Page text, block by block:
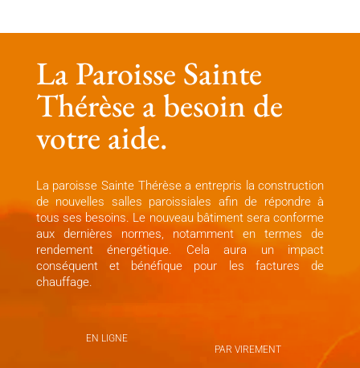
La Paroisse Sainte
Thérèse a besoin de
votre aide.
La paroisse Sainte Thérèse a entrepris la construction
de nouvelles salles paroissiales afin de répondre à
tous ses besoins. Le nouveau bâtiment sera conforme
aux dernières normes, notamment en termes de
rendement énergétique. Cela aura un impact
conséquent et bénéfique pour les factures de
chauffage.
EN LIGNE
PAR VIREMENT